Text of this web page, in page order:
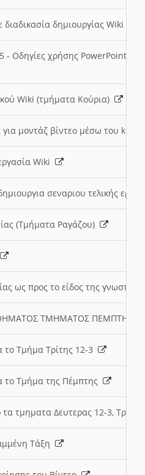
δημιουργίας Wiki
- Οδηγίες χρήσης PowerPoint
Wiki (τμήματα Κούρια)
για μοντάζ βίντεο μέσω του
Wiki
σεναριου τελικής
(Τμήματα Ραγάζου)
ως προς το είδος της
ΤΜΗΜΑΤΟΣ
το Τμήμα Τρίτης 12-3
το Τμήμα της Πέμπτης
τμηματα Δευτερας 12-3,
Τάξη